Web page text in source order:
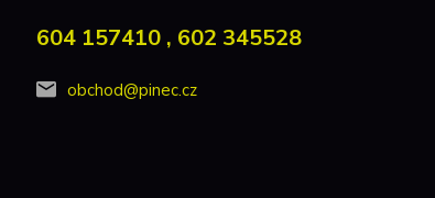
604 157410 , 602 345528
obchod@pinec.cz